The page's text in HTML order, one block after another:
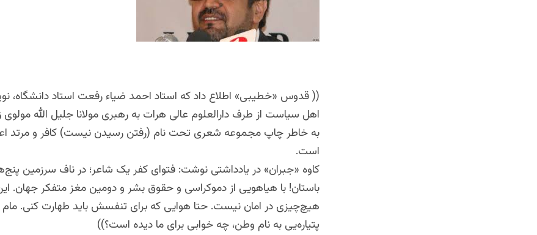
(( قدوس «خطیبی» اطلاع داد که استاد احمد ضیاء رفعت استاد دانشگاه،
اهل سیاست از طرف دارالعلوم عالی هرات به رهبری مولانا جلیل الله
به خاطر چاپ مجموعه شعری تحت نام (رفتن رسیدن نیست) کافر و مرتد
است.
کاوه «جبران» در یادداشتی نوشت: فتوای کفر یک شاعر؛ در ناف سرزمین
باستان! با هیاهویی از دموکراسی و حقوق بشر و دومین مغز متفکر جهان.
هیچ‌چیزی در امان نیست. حتا هوایی که برای تنفسش باید طهارت کنی.
پتیاره‌یی به نام وطن، چه خوابی برای‌ ما دیده است؟))